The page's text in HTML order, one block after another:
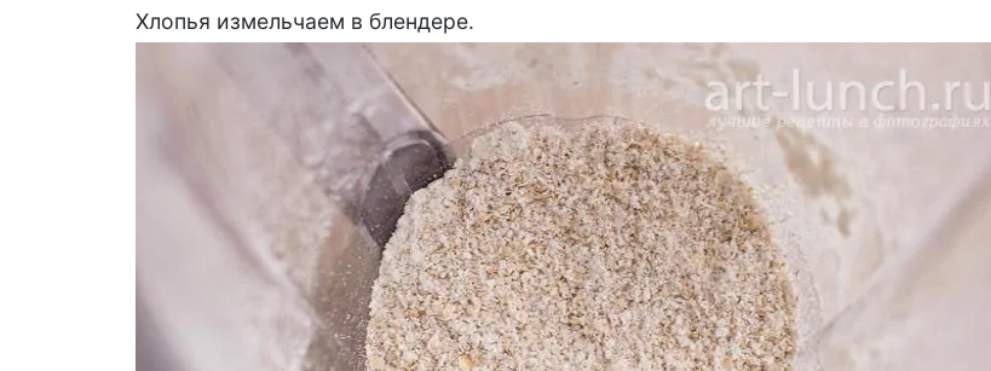
Хлопья измельчаем в блендере.